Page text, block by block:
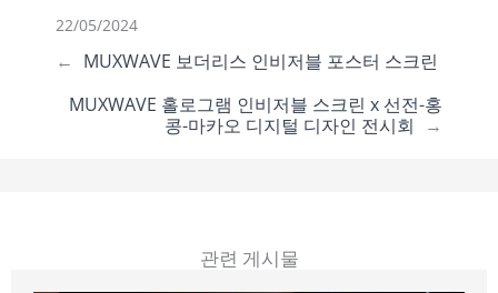
22/05/2024
← MUXWAVE 보더리스 인비저블 포스터 스크린
MUXWAVE 홀로그램 인비저블 스크린 x 선전-홍
콩-마카오 디지털 디자인 전시회
→
관련 게시물